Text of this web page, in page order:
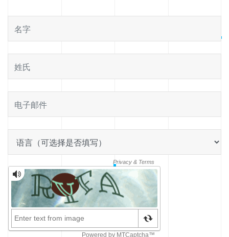
名字
姓氏
电子邮件
地点